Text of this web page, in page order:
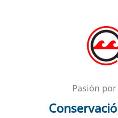
Pasión